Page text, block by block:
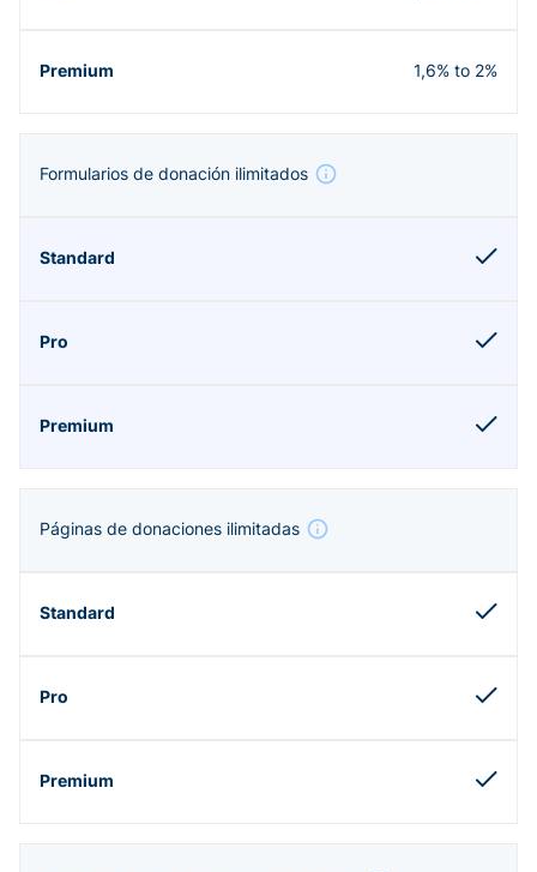
1,6% to 2%
Formularios de donación ilimitados
Páginas de donaciones ilimitadas